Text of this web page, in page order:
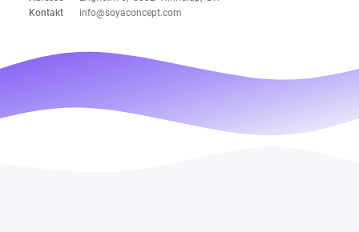
Kontakt
info@soyaconcept.com